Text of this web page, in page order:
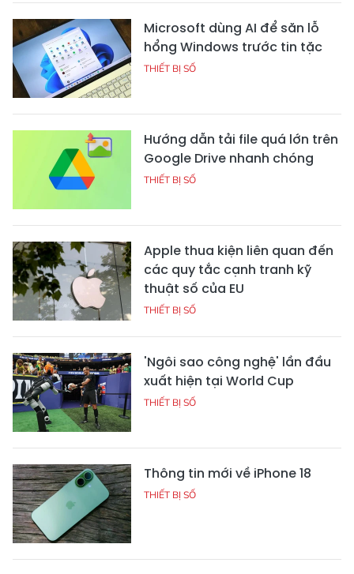
Microsoft dùng AI để săn lỗ
hổng Windows trước tin tặc
THIẾT BỊ SỐ
Hướng dẫn tải file quá lớn trên
Google Drive nhanh chóng
THIẾT BỊ SỐ
Apple thua kiện liên quan đến
các quy tắc cạnh tranh kỹ
thuật số của EU
THIẾT BỊ SỐ
'Ngôi sao công nghệ' lần đầu
xuất hiện tại World Cup
THIẾT BỊ SỐ
Thông tin mới về iPhone 18
THIẾT BỊ SỐ